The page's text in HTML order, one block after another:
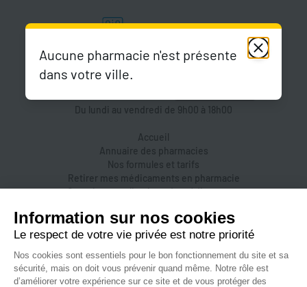
Du lundi au vendredi de 9h00 à 18h00
Accueil
Annuaire des pharmacies
Nos formules et tarifs
Retirer mes médicaments en pharmacie
Organiser une livraison de médicaments
Accès pharmaciens
Accès aidants
Aide et FAQ
Nous contacter
Aucune pharmacie n'est présente
dans votre ville.